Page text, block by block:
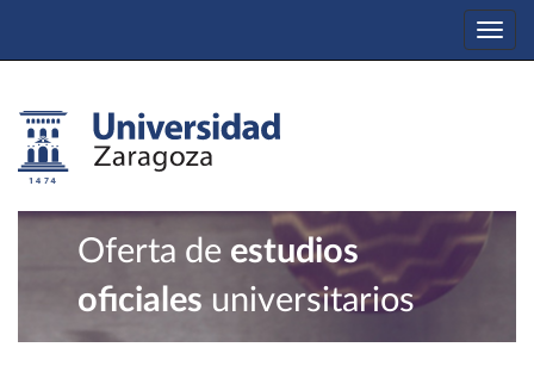
Oferta de estudios
oficiales universitarios